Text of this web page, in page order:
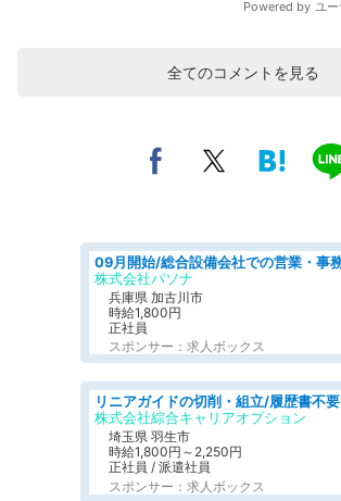
全てのコメントを見る
株式会社パソナ
兵庫県 加古川市
時給1,800円
正社員
スポンサー：求人ボックス
リニアガイドの切削・組立/履歴書不要
株式会社綜合キャリアオプション
埼玉県 羽生市
時給1,800円～2,250円
正社員 / 派遣社員
スポンサー：求人ボックス